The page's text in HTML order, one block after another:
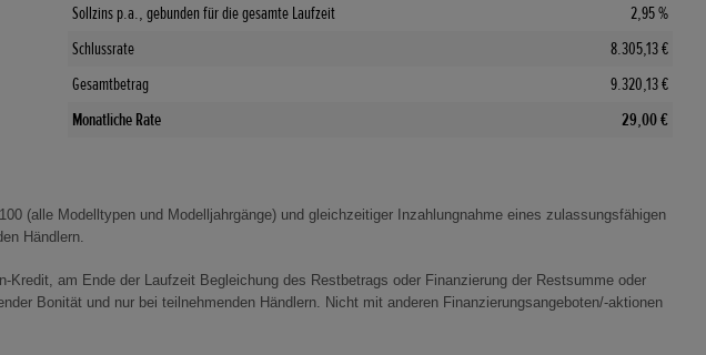
Sollzins p.a., gebunden für die gesamte Laufzeit
2,95 %
Schlussrate
8.305,13 €
Gesamtbetrag
9.320,13 €
Monatliche Rate
29,00 €
(alle Modelltypen und Modelljahrgänge) und gleichzeitiger Inzahlungnahme eines zulassungsfähigen
Händlern.
am Ende der Laufzeit Begleichung des Restbetrags oder Finanzierung der Restsumme oder
Bonität und nur bei teilnehmenden Händlern. Nicht mit anderen Finanzierungsangeboten/-aktionen